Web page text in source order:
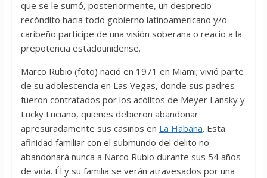
que se le sumó, posteriormente, un desprecio
recóndito hacia todo gobierno latinoamericano y/o
caribeño partícipe de una visión soberana o reacio a la
prepotencia estadounidense.
Marco Rubio (foto) nació en 1971 en Miami; vivió parte
de su adolescencia en Las Vegas, donde sus padres
fueron contratados por los acólitos de Meyer Lansky y
Lucky Luciano, quienes debieron abandonar
apresuradamente sus casinos en La Habana. Esta
afinidad familiar con el submundo del delito no
abandonará nunca a Narco Rubio durante sus 54 años
de vida. Él y su familia se verán atravesados por una